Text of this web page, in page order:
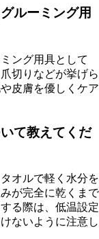
ルーミング用
ング用具として
切りなどが挙げら
皮膚を優しくケア
て教えてくだ
オルで軽く水分を
が完全に乾くまで
る際は、低温設定
ないように注意し